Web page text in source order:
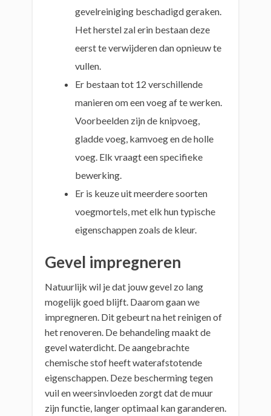
gevelreiniging beschadigd geraken.
Het herstel zal erin bestaan deze
eerst te verwijderen dan opnieuw te
vullen.
Er bestaan tot 12 verschillende
manieren om een voeg af te werken.
Voorbeelden zijn de knipvoeg,
gladde voeg, kamvoeg en de holle
voeg. Elk vraagt een specifieke
bewerking.
Er is keuze uit meerdere soorten
voegmortels, met elk hun typische
eigenschappen zoals de kleur.
Gevel impregneren
Natuurlijk wil je dat jouw gevel zo lang
mogelijk goed blijft. Daarom gaan we
impregneren. Dit gebeurt na het reinigen of
het renoveren. De behandeling maakt de
gevel waterdicht. De aangebrachte
chemische stof heeft waterafstotende
eigenschappen. Deze bescherming tegen
vuil en weersinvloeden zorgt dat de muur
zijn functie, langer optimaal kan garanderen.